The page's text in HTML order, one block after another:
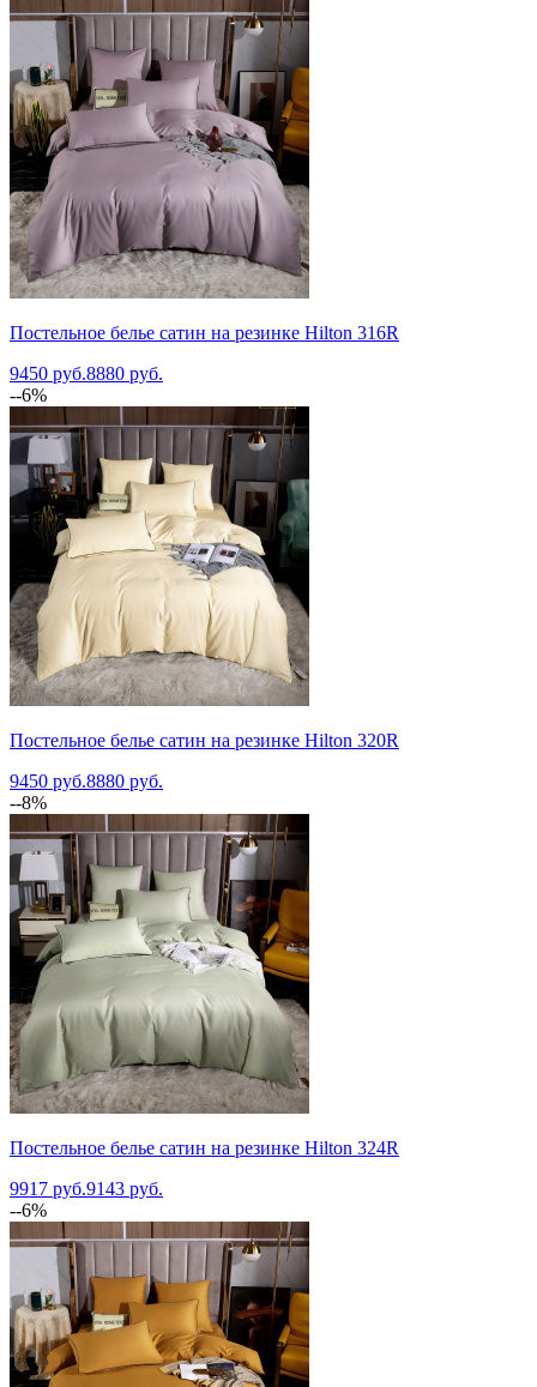
Постельное белье сатин на резинке Hilton 316R
9450 руб.8880 руб.
--6%
Постельное белье сатин на резинке Hilton 320R
9450 руб.8880 руб.
--8%
Постельное белье сатин на резинке Hilton 324R
9917 руб.9143 руб.
--6%